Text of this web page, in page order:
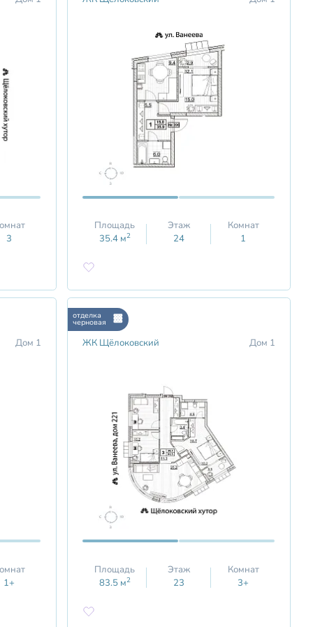
3
Площадь
35.4м2
Этаж
24
Комнат
1
Дом 1
1+
отделка
черновая
ЖК Щёлоковский Дом 1
Площадь
83.5м2
Этаж
23
Комнат
3+